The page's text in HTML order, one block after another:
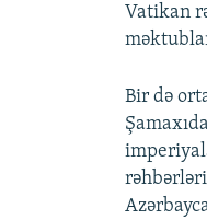
Vatikan
Bir də